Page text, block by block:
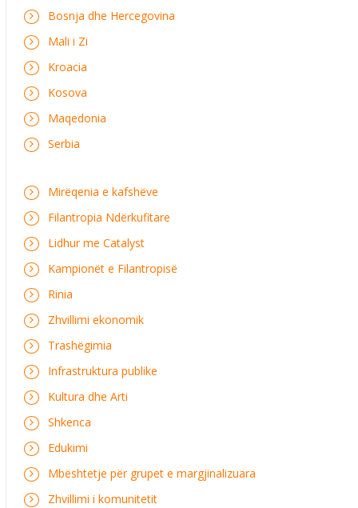
Bosnja dhe Hercegovina
Mali i Zi
Kroacia
Kosova
Maqedonia
Serbia
Mirëqenia e kafshëve
Filantropia Ndërkufitare
Lidhur me Catalyst
Kampionët e Filantropisë
Rinia
Zhvillimi ekonomik
Trashëgimia
Infrastruktura publike
Kultura dhe Arti
Shkenca
Edukimi
Mbështetje për grupet e margjinalizuara
Zhvillimi i komunitetit